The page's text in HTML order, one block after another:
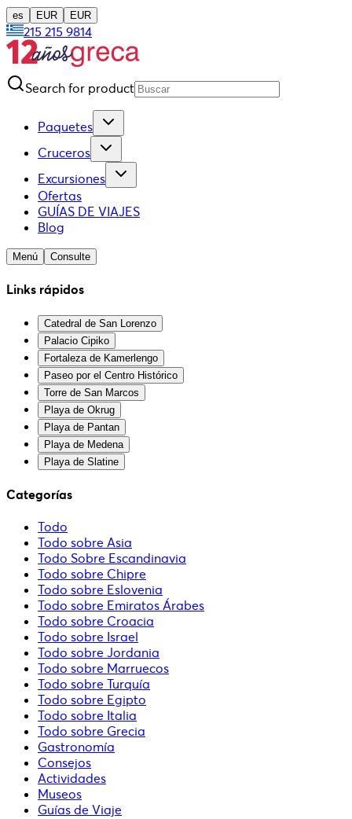
es EUR EUR
215 215 9814
Search for product
Paquetes
Cruceros
Excursiones
Ofertas
GUÍAS DE VIAJES
Blog
Menú Consulte
Links rápidos
Catedral de San Lorenzo
Palacio Cipiko
Fortaleza de Kamerlengo
Paseo por el Centro Histórico
Torre de San Marcos
Playa de Okrug
Playa de Pantan
Playa de Medena
Playa de Slatine
Categorías
Todo
Todo sobre Asia
Todo Sobre Escandinavia
Todo sobre Chipre
Todo sobre Eslovenia
Todo sobre Emiratos Árabes
Todo sobre Croacia
Todo sobre Israel
Todo sobre Jordania
Todo sobre Marruecos
Todo sobre Turquía
Todo sobre Egipto
Todo sobre Italia
Todo sobre Grecia
Gastronomía
Consejos
Actividades
Museos
Guías de Viaje